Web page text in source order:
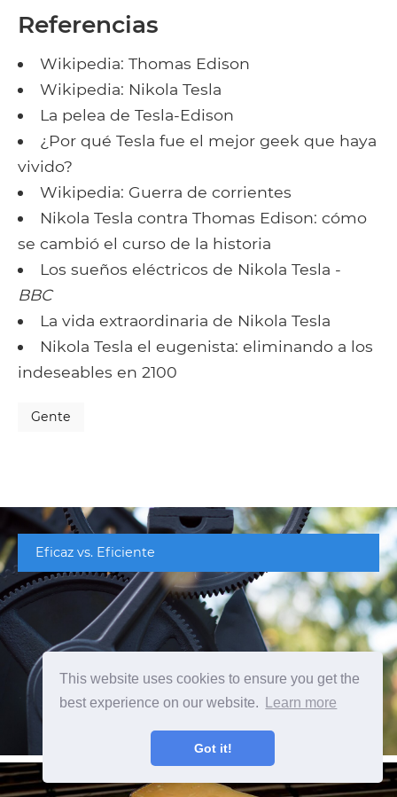
This website uses cookies to ensure you get the
best experience on our website.
Learn more
Got it!
Referencias
Wikipedia: Thomas Edison
Wikipedia: Nikola Tesla
La pelea de Tesla-Edison
¿Por qué Tesla fue el mejor geek que haya
vivido?
Wikipedia: Guerra de corrientes
Nikola Tesla contra Thomas Edison: cómo
se cambió el curso de la historia
Los sueños eléctricos de Nikola Tesla -
BBC
La vida extraordinaria de Nikola Tesla
Nikola Tesla el eugenista: eliminando a los
indeseables en 2100
Gente
Eficaz vs. Eficiente